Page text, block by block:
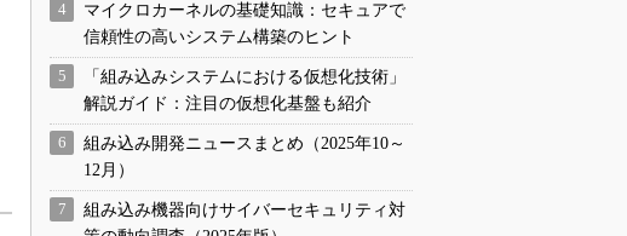
マイクロカーネルの基礎知識：セキュアで
信頼性の高いシステム構築のヒント
「組み込みシステムにおける仮想化技術」
解説ガイド：注目の仮想化基盤も紹介
組み込み開発ニュースまとめ（2025年10～
12月）
組み込み機器向けサイバーセキュリティ対